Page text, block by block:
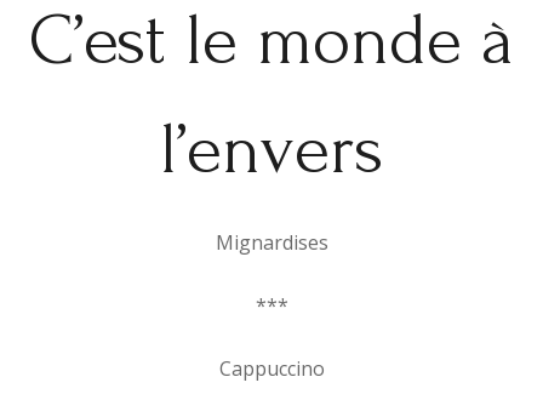
C’est le monde à
l’envers
Mignardises
***
Cappuccino